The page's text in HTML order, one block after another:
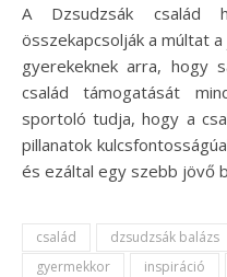
A Dzsudzsák család
összekapcsolják a múltat
gyerekeknek arra, hogy
család támogatását
sportoló tudja, hogy a
pillanatok
és ezáltal egy szebb jövő
család dzsudzsák balázs
gyermekkor
inspiráció